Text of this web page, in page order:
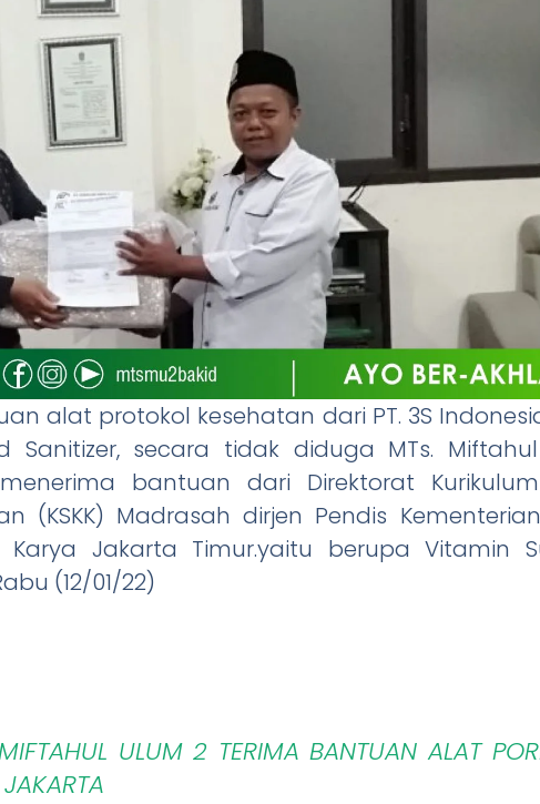
alat protokol kesehatan dari PT. 3S
Sanitizer, secara tidak diduga MTs.
bantuan dari Direktorat
(KSKK) Madrasah dirjen Pendis
Jakarta Timur.yaitu berupa Vitamin
(12/01/22)
ULUM 2 TERIMA BANTUAN ALAT